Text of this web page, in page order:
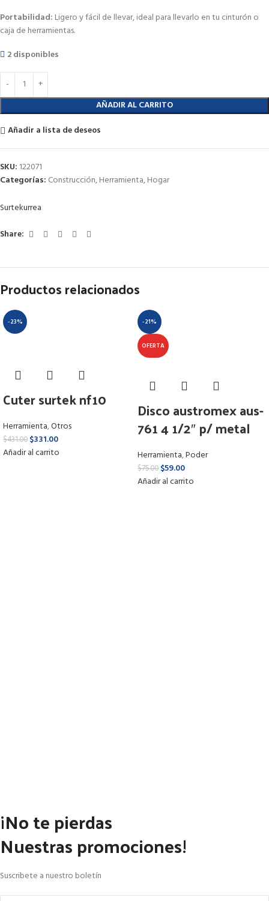
Portabilidad: Ligero y fácil de llevar, ideal para llevarlo en tu cinturón o
caja de herramientas.
2 disponibles
AÑADIR AL CARRITO
Añadir a lista de deseos
SKU: 122071
Categorías: Construcción,Herramienta,Hogar
Surtekurrea
Share:
Productos relacionados
-23%
Cuter surtek nf10
Herramienta,Otros
$431.00 $331.00
Añadir al carrito
-21%
OFERTA
Disco austromex aus-
761 4 1/2″ p/ metal
Herramienta,Poder
$75.00 $59.00
Añadir al carrito
¡No te pierdas
Nuestras promociones!
Suscribete a nuestro boletín